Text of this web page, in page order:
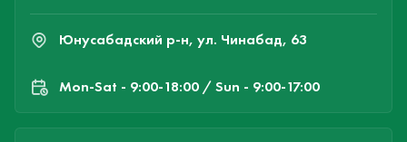
Юнусабадский р-н, ул. Чинабад, 63
Mon-Sat - 9:00-18:00 / Sun - 9:00-17:00